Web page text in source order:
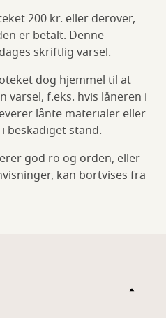
200 kr. eller derover,
er betalt. Denne
skriftlig varsel.
dog hjemmel til at
varsel, f.eks. hvis låneren i
lånte materialer eller
beskadiget stand.
god ro og orden, eller
kan bortvises fra